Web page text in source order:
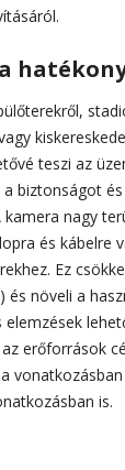
teszi az
biztonságot és
nagy
és kábelre
Ez
és növeli a
erőforrások
is.